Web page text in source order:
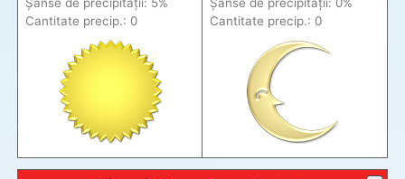
Șanse de precipitații: 5%
Cantitate precip.: 0
Șanse de precipitații: 0%
Cantitate precip.: 0